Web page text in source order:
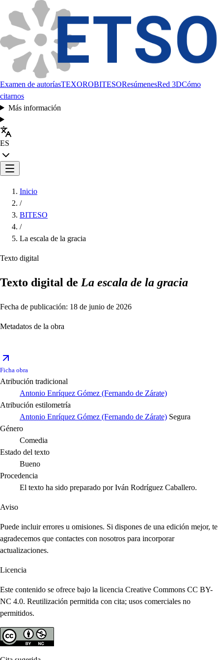
Examen de autoríasTEXOROBITESOResúmenesRed 3DCómo
citarnos
Más información
ES
Inicio
/
BITESO
/
La escala de la gracia
Texto digital
Texto digital de La escala de la gracia
Fecha de publicación: 18 de junio de 2026
Metadatos de la obra
Ficha obra
Atribución tradicional
Antonio Enríquez Gómez (Fernando de Zárate)
Atribución estilometría
Antonio Enríquez Gómez (Fernando de Zárate) Segura
Género
Comedia
Estado del texto
Bueno
Procedencia
El texto ha sido preparado por Iván Rodríguez Caballero.
Aviso
Puede incluir errores u omisiones. Si dispones de una edición mejor, te
agradecemos que contactes con nosotros para incorporar
actualizaciones.
Licencia
Este contenido se ofrece bajo la licencia Creative Commons CC BY-
NC 4.0. Reutilización permitida con cita; usos comerciales no
permitidos.